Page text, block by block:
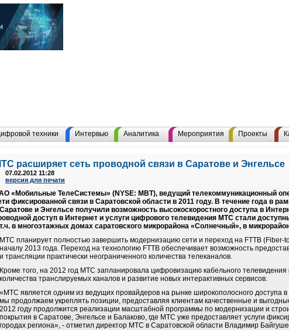
техники Интервью Аналитика Мероприятия Проекты
расширяет сеть проводной связи в Саратове и Энгельсе
07.02.2012 11:28
версия для печати
«Мобильные ТелеСистемы» (NYSE: MBT), ведущий телекоммуникационный
фиксированной связи в Саратовской области в 2011 году. В течение года в
и Энгельсе получили возможность высокоскоростного доступа в
доступ в Интернет и услуги цифрового телевидения МТС стали
в многоэтажных домах саратовского микрорайона «Солнечный», в
МТС планирует полностью завершить модернизацию сети и переход на FTTB (Fiber-
началу 2013 года. Переход на технологию FTTB обеспечивает возможность
и трансляции практически неограниченного количества телеканалов.
Кроме того, на 2012 год МТС запланировала цифровизацию кабельного телевидения
количества транслируемых каналов и развитие новых интерактивных сервисов.
«МТС является одним из ведущих провайдеров на рынке широкополосного доступа
мы продолжаем укреплять позиции, предоставляя клиентам качественные и
2012 году продолжится реализации масштабной программы по модернизации и
покрытия в Саратове, Энгельсе и Балаково, где МТС уже предоставляет услуги
городах региона», - отметил директор МТС в Саратовской области Владимир